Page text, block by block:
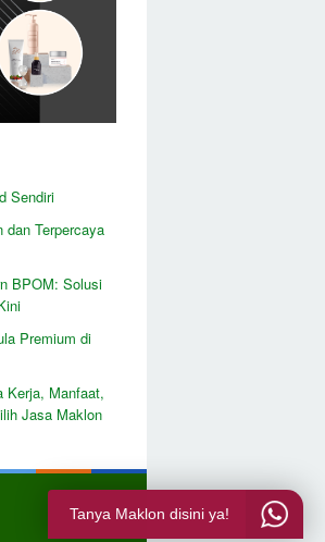
Sendiri
dan Terpercaya
BPOM: Solusi
Premium di
Kerja, Manfaat,
Jasa Maklon
Tanya Maklon disini ya!